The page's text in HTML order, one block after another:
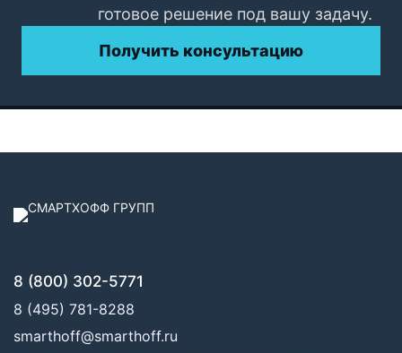
готовое решение под вашу задачу.
Получить консультацию
8 (800) 302-5771
8 (495) 781-8288
smarthoff@smarthoff.ru